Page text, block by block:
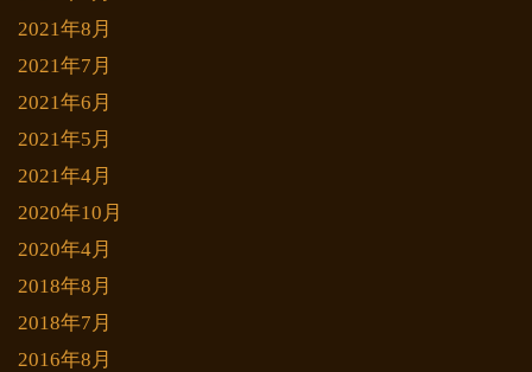
2021年8月
2021年7月
2021年6月
2021年5月
2021年4月
2020年10月
2020年4月
2018年8月
2018年7月
2016年8月